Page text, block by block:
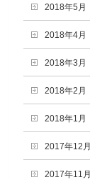
2018年5月
2018年4月
2018年3月
2018年2月
2018年1月
2017年12月
2017年11月